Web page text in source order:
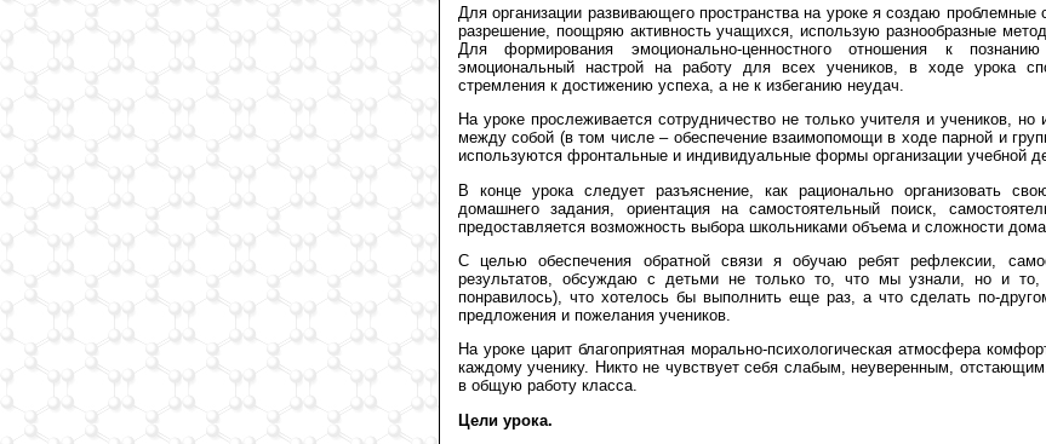
Для организации развивающего пространства на уроке я создаю проблемные
разрешение, поощряю активность учащихся, использую разнообразные
Для формирования эмоционально-ценностного отношения к
эмоциональный настрой на работу для всех учеников, в ходе урока
стремления к достижению успеха, а не к избеганию неудач.
На уроке прослеживается сотрудничество не только учителя и учеников, но
между собой (в том числе – обеспечение взаимопомощи в ходе парной и
используются фронтальные и индивидуальные формы организации учебной
В конце урока следует разъяснение, как рационально организовать
домашнего задания, ориентация на самостоятельный поиск,
предоставляется возможность выбора школьниками объема и сложности
С целью обеспечения обратной связи я обучаю ребят рефлексии,
результатов, обсуждаю с детьми не только то, что мы узнали, но и то,
понравилось), что хотелось бы выполнить еще раз, а что сделать по-
предложения и пожелания учеников.
На уроке царит благоприятная морально-психологическая атмосфера
каждому ученику. Никто не чувствует себя слабым, неуверенным,
в общую работу класса.
Цели урока.